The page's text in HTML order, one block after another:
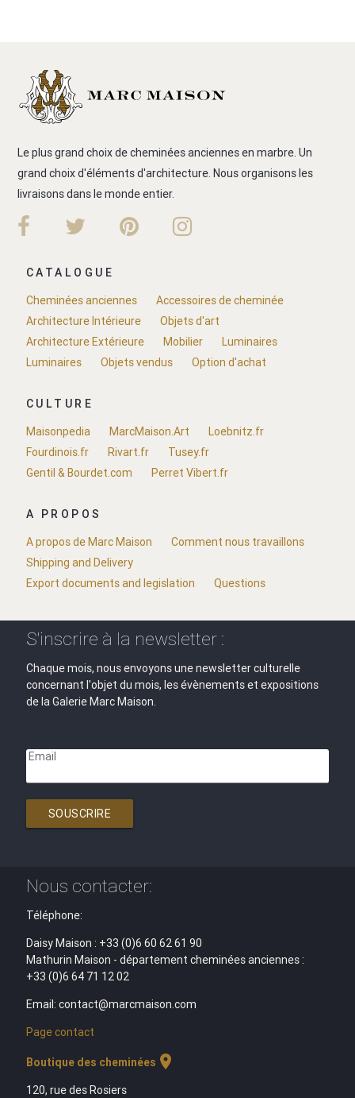
Le plus grand choix de cheminées anciennes en marbre. Un
grand choix d'éléments d'architecture. Nous organisons les
livraisons dans le monde entier.
CATALOGUE
Cheminées anciennes
Accessoires de cheminée
Architecture Intérieure
Objets d'art
Architecture Extérieure
Mobilier
Luminaires
Luminaires
Objets vendus Option d'achat
CULTURE
Maisonpedia
MarcMaison.Art
Loebnitz.fr
Fourdinois.fr
Rivart.fr
Tusey.fr
Gentil & Bourdet.com
Perret Vibert.fr
A PROPOS
A propos de Marc Maison
Comment nous travaillons
Shipping and Delivery
Export documents and legislation
Questions
S'inscrire à la newsletter :
Chaque mois, nous envoyons une newsletter culturelle
concernant l'objet du mois, les évènements et expositions
de la Galerie Marc Maison.
Email
SOUSCRIRE
Nous contacter:
Téléphone:
Daisy Maison : +33 (0)6 60 62 61 90
Mathurin Maison - département cheminées anciennes :
+33 (0)6 64 71 12 02
Email: contact@marcmaison.com
Page contact
Boutique des cheminées location_on
120, rue des Rosiers